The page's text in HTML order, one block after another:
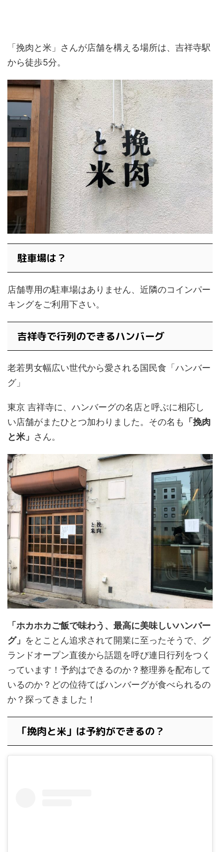
「挽肉と米」さんが店舗を構える場所は、吉祥寺駅
から徒歩5分。
駐車場は？
店舗専用の駐車場はありません、近隣のコインパー
キングをご利用下さい。
吉祥寺で行列のできるハンバーグ
老若男女幅広い世代から愛される国民食「ハンバー
グ」
東京 吉祥寺に、ハンバーグの名店と呼ぶに相応し
い店舗がまたひとつ加わりました。その名も
「挽肉
と米」 さん。
「ホカホカご飯で味わう、最高に美味しいハンバー
グ」 をとことん追求されて開業に至ったそうで、グ
ランドオープン直後から話題を呼び連日行列をつく
っています！予約はできるのか？整理券を配布して
いるのか？どの位待てばハンバーグが食べられるの
か？探ってきました！
「挽肉と米」は予約ができるの？